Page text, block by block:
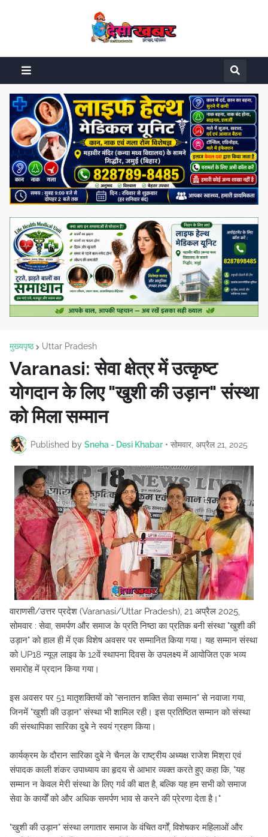
मुख्यपृष्ठ Uttar Pradesh
Varanasi: सेवा क्षेत्र में उत्कृष्ट
योगदान के लिए "खुशी की उड़ान" संस्था
को मिला सम्मान
Published by Sneha - Desi Khabar • सोमवार, अप्रैल 21, 2025
वाराणसी/उत्तर प्रदेश (Varanasi/Uttar Pradesh), 21 अप्रैल 2025,
सोमवार : सेवा, समर्पण और समाज के प्रति निष्ठा का प्रतिक बनी संस्था "खुशी की
उड़ान" को हाल ही में एक विशेष अवसर पर सम्मानित किया गया। यह सम्मान संस्था
को UP18 न्यूज़ लाइव के 12वें स्थापना दिवस के उपलक्ष्य में आयोजित एक भव्य
समारोह में प्रदान किया गया।
इस अवसर पर 51 मातृशक्तियों को "सनातन शक्ति सेवा सम्मान" से नवाजा गया,
जिनमें "खुशी की उड़ान" संस्था भी शामिल रही। इस प्रतिष्ठित सम्मान को संस्था
की संस्थापिका सारिका दुबे ने स्वयं ग्रहण किया।
कार्यक्रम के दौरान सारिका दुबे ने चैनल के राष्ट्रीय अध्यक्ष राजेश मिश्रा एवं
संपादक काली शंकर उपाध्याय का हृदय से आभार व्यक्त करते हुए कहा कि, "यह
सम्मान न केवल मेरी संस्था के लिए गर्व की बात है, बल्कि यह हम सभी को समाज
सेवा के कार्यों को और अधिक समर्पण भाव से करने की प्रेरणा देता है।"
"खुशी की उड़ान" संस्था लगातार समाज के वंचित वर्गों, विशेषकर महिलाओं और